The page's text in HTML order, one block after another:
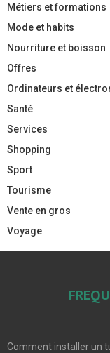
Métiers et formations
Mode et habits
Nourriture et boisson
Offres
Ordinateurs et
Santé
Services
Shopping
Sport
Tourisme
Vente en gros
Voyage
Comment installer un